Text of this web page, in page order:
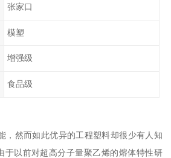
张家口
模塑
增强级
食品级
，然而如此优异的工程塑料却很少有人知
于以前对超高分子量聚乙烯的熔体特性研